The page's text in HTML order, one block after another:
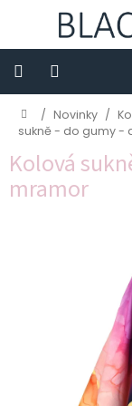
Novinky
M
Trička
Domů
/ Novinky /
sukně - do gumy -
Kolová
mramor